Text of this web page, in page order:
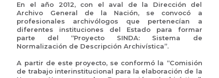
En el año 2012, con el aval de la Dirección del
Archivo General de la Nación, se convocó a
profesionales archivólogos que pertenecían a
diferentes instituciones del Estado para formar
parte del “Proyecto SINDA: Sistema de
Normalización de Descripción Archivística”.
A partir de este proyecto, se conformó la “Comisión
de trabajo interinstitucional para la elaboración de la